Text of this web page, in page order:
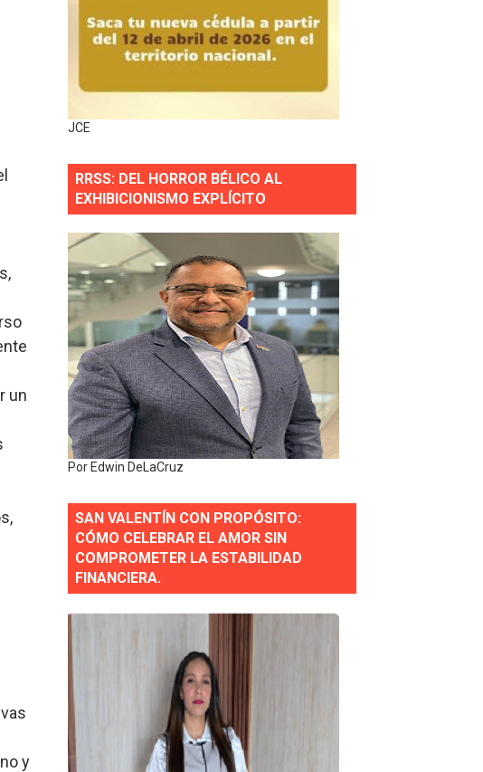
de Reforestación en Manabao
mercancías en lo que va de año
del año
la Comunidad y Ejército RD
Corte de Justicia.
del gobierno
elegir la primera mujer presidente de la República
fallecer horas después
Domingo Norte
acogerse a normas éticas y ser garante de los derechos de
un
y
JCE
RRSS: DEL HORROR BÉLICO AL
EXHIBICIONISMO EXPLÍCITO
Por Edwin DeLaCruz
SAN VALENTÍN CON PROPÓSITO:
CÓMO CELEBRAR EL AMOR SIN
COMPROMETER LA ESTABILIDAD
FINANCIERA.